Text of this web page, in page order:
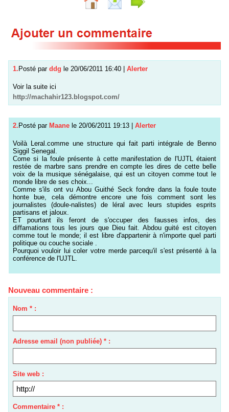
1. Posté par ddg le 20/06/2011 16:40 Alerter
Voir la suite ici
http://machahir123.blogspot.com/
2.Posté par Maane le 20/06/2011 19:13 | Alerter
Voilà Leral.comme une structure qui fait parti intégrale de Benno
Siggil Senegal.
Come si la foule présente à cette manifestation de l'UJTL étaient
restée de marbre sans prendre en compte les dires de cette belle
voix de la musique sénégalaise, qui est un citoyen comme tout le
monde libre de ses choix...
Comme s'ils ont vu Abou Guithé Seck fondre dans la foule toute
honte bue, cela démontre encore une fois comment sont les
journalistes (doule-nalistes) de léral avec leurs stupides esprits
partisans et jaloux.
ET pourtant ils feront de s'occuper des fausses infos, des
diffamations tous les jours que Dieu fait. Abdou guité est citoyen
comme tout le monde; il est libre d'appartenir à n'importe quel parti
politique ou couche sociale .
Pourquoi vouloir lui coler votre merde parcequ'il s'est présenté à la
conférence de l'UJTL.
Nouveau commentaire :
Nom * :
Adresse email (non publiée) * :
Site web :
Commentaire * :